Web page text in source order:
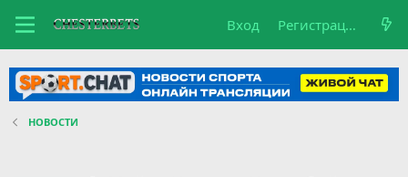
Вход Регистрация
НОВОСТИ